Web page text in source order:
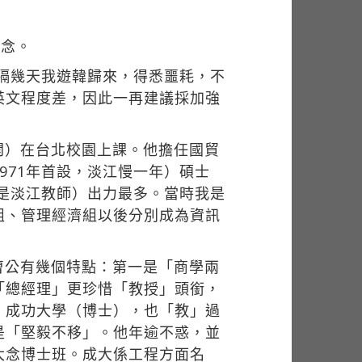
。
天我遊韓歸來，得悉噩耗，不
程度差，因此一再建議採加強
在台北校園上課。他擔任國貿
年首設，淡江慢一年）碩士
淡江教師）出力最多。當時我是
管理經濟組以後分別成為資訊
有幾個特點：第一是「商學兩
經理」更珍惜「教授」頭銜，
功大學（博士），也「教」過
堅毅不移」。他年逾不惑，並
博士班。成大係工程方面名